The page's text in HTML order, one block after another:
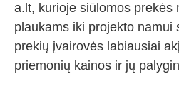
a.lt, kurioje siūlomos prekės
plaukams iki projekto namui
prekių įvairovės labiausiai
priemonių kainos ir jų